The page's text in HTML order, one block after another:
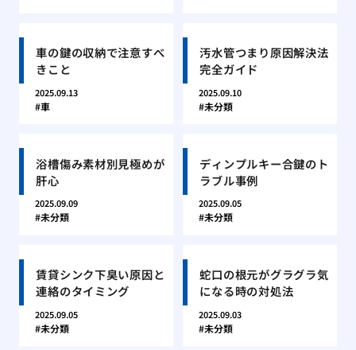
車の鍵の収納で注意すべ
きこと
2025.09.13
車
汚水管つまり原因解決法
完全ガイド
2025.09.10
未分類
浴槽傷み素材別見極めが
肝心
2025.09.09
未分類
ディンプルキー合鍵のト
ラブル事例
2025.09.05
未分類
賃貸シンク下臭い原因と
連絡のタイミング
2025.09.05
未分類
蛇口の根元がグラグラ気
になる時の対処法
2025.09.03
未分類